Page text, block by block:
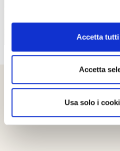
Accetta
Accetta
Usa solo i